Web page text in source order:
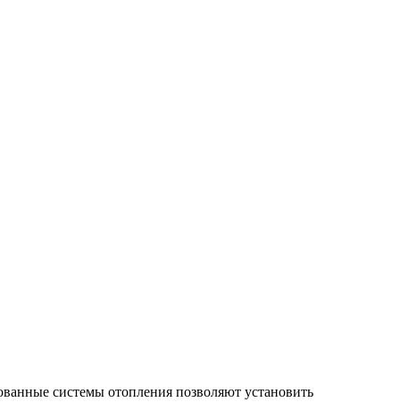
системы отопления позволяют установить